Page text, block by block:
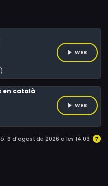
al llit dels pares,
plena de
de deixar-li l'Ota a la
tota, com a bona marreca
WEB
en català
WEB
6 d'agost de 2026 a les 14:03